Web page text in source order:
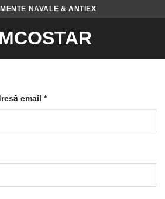
NAVALE & ANTIEX
email *Obligatoriu